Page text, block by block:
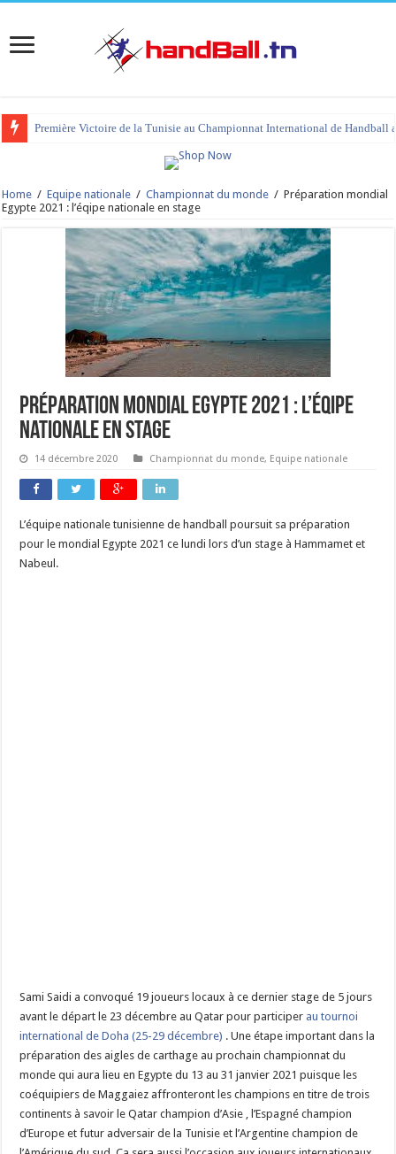
Première Victoire de la Tunisie au Championnat International de Handball
Home / Equipe nationale / Championnat du monde / Préparation mondial
Egypte 2021 : l’éqipe nationale en stage
Préparation mondial Egypte 2021 : l’éqipe
nationale en stage
14 décembre 2020 Championnat du monde, Equipe nationale
L’équipe nationale tunisienne de handball poursuit sa préparation
pour le mondial Egypte 2021 ce lundi lors d’un stage à Hammamet et
Nabeul.
Sami Saidi a convoqué 19 joueurs locaux à ce dernier stage de 5 jours
avant le départ le 23 décembre au Qatar pour participer au tournoi
international de Doha (25-29 décembre) . Une étape important dans la
préparation des aigles de carthage au prochain championnat du
monde qui aura lieu en Egypte du 13 au 31 janvier 2021 puisque les
coéquipiers de Maggaiez affronteront les champions en titre de trois
continents à savoir le Qatar champion d’Asie , l’Espagné champion
d’Europe et futur adversair de la Tunisie et l’Argentine champion de